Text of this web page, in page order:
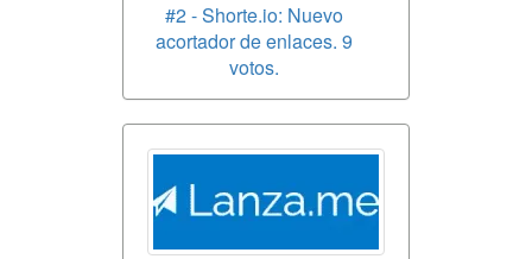
#2 - Shorte.io: Nuevo
acortador de enlaces. 9
votos.